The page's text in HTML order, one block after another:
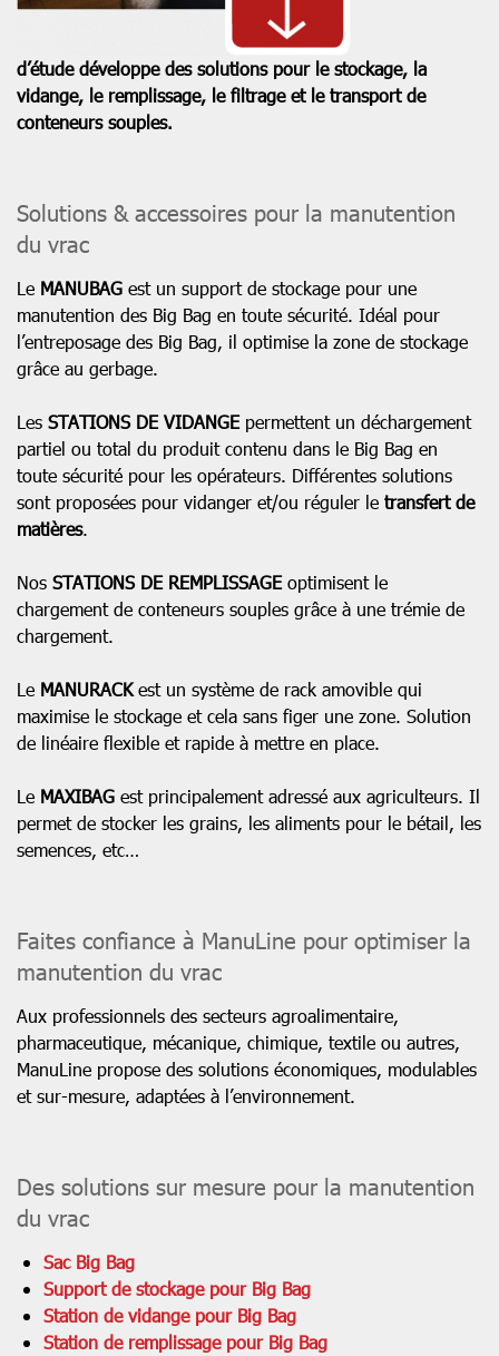
d’étude développe des solutions pour le stockage, la
vidange, le remplissage, le filtrage et le transport de
conteneurs souples.
Solutions & accessoires pour la manutention
du vrac
Le MANUBAG est un support de stockage pour une
manutention des Big Bag en toute sécurité. Idéal pour
l’entreposage des Big Bag, il optimise la zone de stockage
grâce au gerbage.
Les STATIONS DE VIDANGEpermettent un déchargement
partiel ou total du produit contenu dans le Big Bag en
toute sécurité pour les opérateurs. Différentes solutions
sont proposées pour vidanger et/ou réguler le transfert de
matières.
Nos STATIONS DE REMPLISSAGEoptimisent le
chargement de conteneurs souples grâce à une trémie de
chargement.
Le MANURACKest un système de rack amovible qui
maximise le stockage et cela sans figer une zone. Solution
de linéaire flexible et rapide à mettre en place.
Le MAXIBAG est principalement adressé aux agriculteurs. Il
permet de stocker les grains, les aliments pour le bétail, les
semences, etc…
Faites confiance à ManuLine pour optimiser la
manutention du vrac
Aux professionnels des secteurs agroalimentaire,
pharmaceutique, mécanique, chimique, textile ou autres,
ManuLine propose des solutions économiques, modulables
et sur-mesure, adaptées à l’environnement.
Des solutions sur mesure pour la manutention
du vrac
Sac Big Bag
Support de stockage pour Big Bag
Station de vidange pour Big Bag
Station de remplissage pour Big Bag